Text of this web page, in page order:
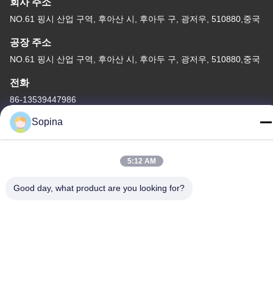
회사 주소
NO.61 핑시 산업 구역, 후아산 시, 후아두 구, 광저우, 510880,중국
공장 주소
NO.61 핑시 산업 구역, 후아산 시, 후아두 구, 광저우, 510880,중국
전화
86-13539447986
GUANGZHOU FUDE ELECTRONIC TECHNOLOGY CO.,LTD . 무
Sopina
5:12 AM
Good day, what product are you looking for?